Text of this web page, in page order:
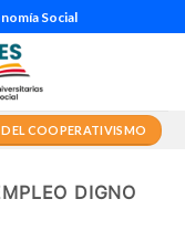
Social
COOPERATIVISMO
DIGNO